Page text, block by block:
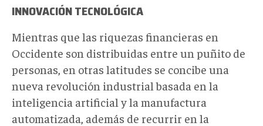
INNOVACIÓN TECNOLÓGICA
Mientras que las riquezas financieras en
Occidente son distribuidas entre un puñito de
personas, en otras latitudes se concibe una
nueva revolución industrial basada en la
inteligencia artificial y la manufactura
automatizada, además de recurrir en la